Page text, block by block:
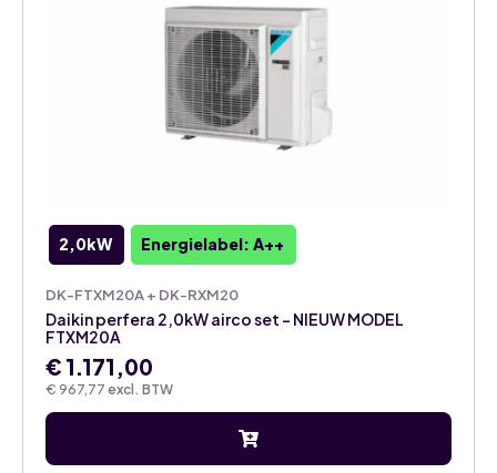
2,0kW Energielabel: A++
DK-FTXM20A + DK-RXM20
€ 967,77 excl. BTW
Daikin perfera 2,0kW airco set – NIEUW MODEL
FTXM20A
€ 1.171,00